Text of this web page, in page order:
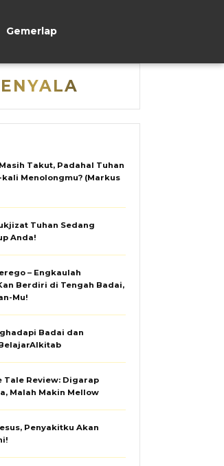
Gemerlap
Takut, Padahal Tuhan
Menolongmu? (Markus
Tuhan Sedang
Anda!
– Engkaulah
Berdiri di Tengah Badai,
Mu!
Badai dan
Tale Review: Digarap
Malah Makin Mellow
Penyakitku Akan